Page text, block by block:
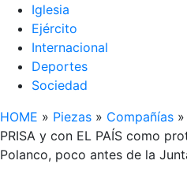
Iglesia
Ejército
Internacional
Deportes
Sociedad
HOME » Piezas » Compañías »
PRISA y con EL PAÍS como
Polanco, poco antes de la